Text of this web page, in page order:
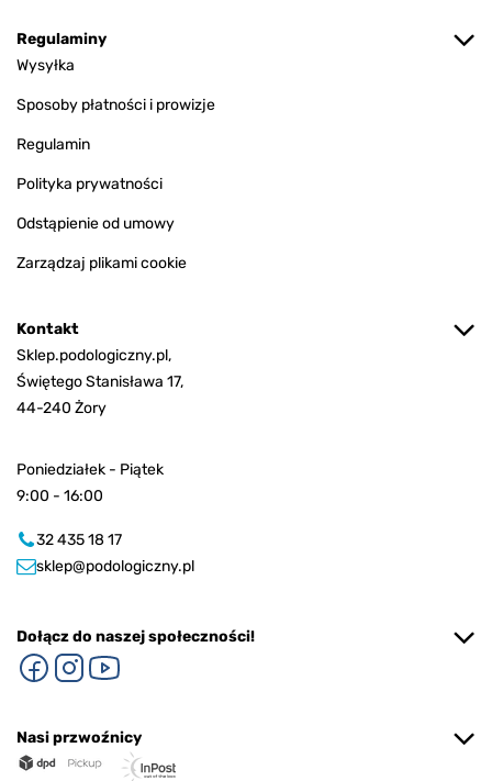
Regulaminy
Wysyłka
Sposoby płatności i prowizje
Regulamin
Polityka prywatności
Odstąpienie od umowy
Zarządzaj plikami cookie
Kontakt
Sklep.podologiczny.pl,
Świętego Stanisława 17,
44-240 Żory
Poniedziałek - Piątek
9:00 - 16:00
32 435 18 17
sklep@podologiczny.pl
Dołącz do naszej społeczności!
Nasi przwoźnicy